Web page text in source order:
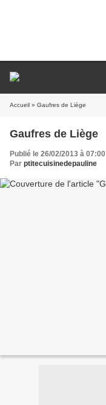
Accueil » Gaufres de Liège
Gaufres de Liège
Publié le 26/02/2013 à 07:00
Par ptitecuisinedepauline